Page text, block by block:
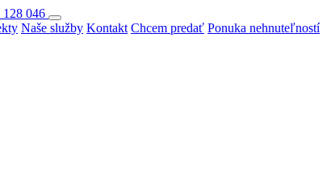
128 046
Naše služby Kontakt Chcem predať Ponuka nehnuteľností